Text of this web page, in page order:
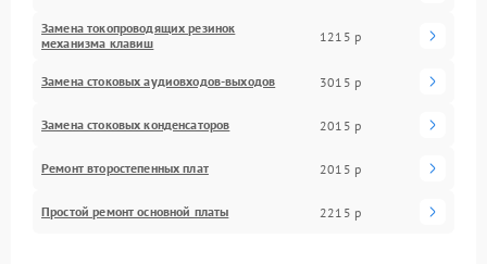
Замена токопроводящих резинок
механизма клавиш
1215 р
Замена стоковых аудиовходов-выходов 3015 р
Замена стоковых конденсаторов 2015 р
Ремонт второстепенных плат 2015 р
Простой ремонт основной платы 2215 р